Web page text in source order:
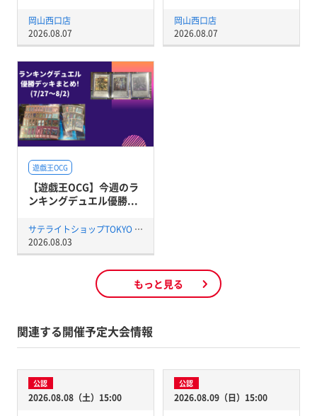
岡山西口店
2026.08.07
岡山西口店
2026.08.07
遊戯王OCG
【遊戯王OCG】今週のラ
ンキングデュエル優勝...
サテライトショップTOKYO 秋葉原店
2026.08.03
もっと見る
関連する開催予定大会情報
公認
2026.08.08（土）15:00
公認
2026.08.09（日）15:00